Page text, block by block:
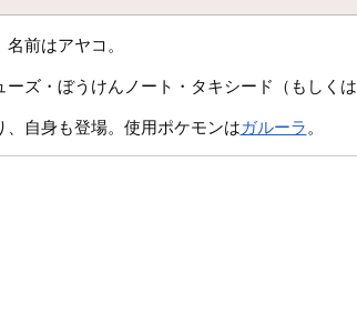
前はアヤコ。
ズ・ぼうけんノート・タキシード（もしく
自身も登場。使用ポケモンはガルーラ 。